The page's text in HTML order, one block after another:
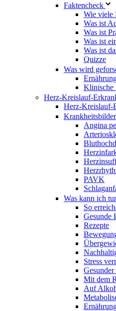
Faktencheck
Wie viele
Was ist
Was ist
Was ist
Was ist
Quizze
Was wird
Klinische
Herz-Kreislauf-
Herz-Kreislauf-
Krankheitsbilder
Angina
PAVK
Was kann ich
So
Gesunde
Rezepte
Stress
Mit dem
Auf